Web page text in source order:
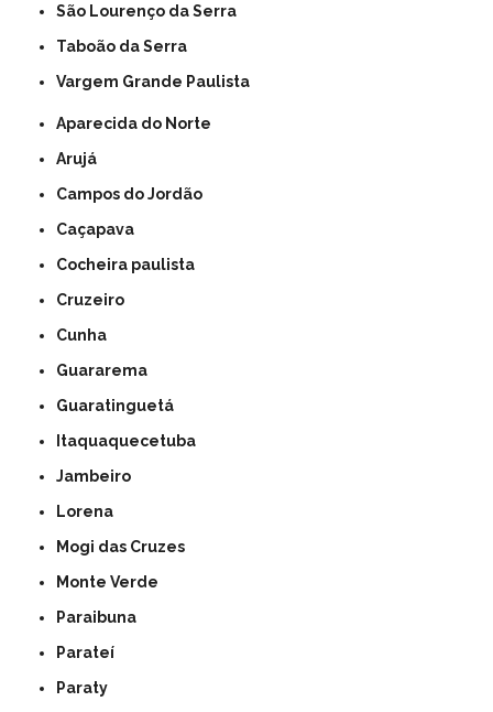
São Lourenço da Serra
Taboão da Serra
Vargem Grande Paulista
Aparecida do Norte
Arujá
Campos do Jordão
Caçapava
Cocheira paulista
Cruzeiro
Cunha
Guararema
Guaratinguetá
Itaquaquecetuba
Jambeiro
Lorena
Mogi das Cruzes
Monte Verde
Paraibuna
Parateí
Paraty